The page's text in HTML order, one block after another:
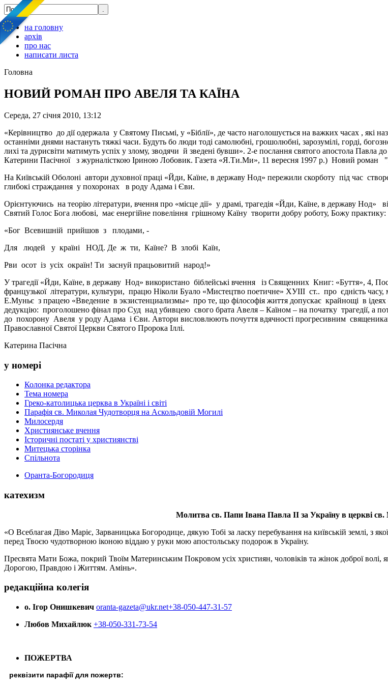
на головну
архів
про нас
написати листа
Головна
НОВИЙ РОМАН ПРО АВЕЛЯ ТА КАЇНА
Середа, 27 січня 2010, 13:12
«Керівництво до дії одержала у Святому Письмі, у «Біблії», де часто наголошується на важких часах ,
останніми днями настануть тяжкі часи. Будуть бо люди тоді самолюбні, грошолюбні, зарозумілі, горді,
лихі та дурисвіти матимуть успіх у злому, зводячи й зведені бувши». 2-е послання святого апостола Павла
Катерини Пасічної з журналісткою Іриною Лобовик. Газета «Я.Ти.Ми», 11 вересня 1997 р.) Новий роман
На Київській Оболоні автори духовної праці «Йди, Каїне, в державу Нод» пережили скорботу під час
глибокі страждання у похоронах в роду Адама і Єви.
Орієнтуючись на теорію літератури, вчення про «місце дії» у драмі, трагедія «Йди, Каїне, в державу Нод»
Святий Голос Бога любові, має енергійне повеління грішному Каїну творити добру роботу, Божу практику:
«Бог Всевишній прийшов з плодами, -
Для людей у країні НОД. Де ж ти, Каїне? В злобі Каїн,
Рви осот із усіх окраїн! Ти заснуй працьовитий народ!»
У трагедії «Йди, Каїне, в державу Нод» використано біблейські вчення із Священних Книг: «Буття», 4,
французької літератури, культури, працю Ніколи Буало «Мистецтво поетичне» ХУІІІ ст.. про єдність часу,
Е.Муньє з працею «Введение в экзистенциализмы» про те, що філософія життя допускає крайнощі в
дедукцію: проголошено фінал про Суд над убивцею свого брата Авеля – Каїном – на початку трагедії, а
до похорону Авеля у роду Адама і Єви. Автори висловлюють почуття вдячності прогресивним
Православної Святої Церкви Святого Пророка Іллі.
Катерина Пасічна
у номері
Колонка редактора
Тема номера
Греко-католицька церква в Україні і світі
Парафія св. Миколая Чудотворця на Аскольдовій Могилі
Милосердя
Християнське вчення
Історичні постаті у християнстві
Митецька сторінка
Спільнота
Оранта-Богородиця
катехизм
Молитва св. Папи Івана Павла ІІ за Україну в церкві
«О Всеблагая Діво Маріє, Зарваницька Богородице, дякую Тобі за ласку перебування на київській землі, з
перед Твоєю чудотворною іконою віддаю у руки мою апостольську подорож в Україну.
Пресвята Мати Божа, покрий Твоїм Материнським Покровом усіх християн, чоловіків та жінок доброї волі,
Дорогою, Правдою і Життям. Амінь».
редакційна колегія
о. Ігор Онишкевич oranta-gazeta@ukr.net+38-050-447-31-57
Любов Михайлюк +38-050-331-73-54
ПОЖЕРТВА
реквізити парафії для пожертв: